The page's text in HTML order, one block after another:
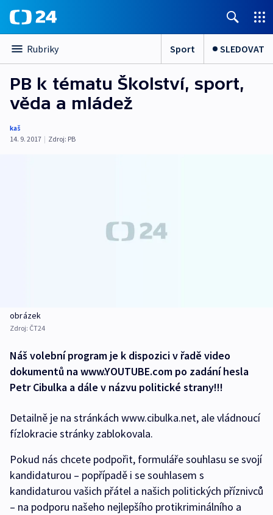
Rubriky Sport SLEDOVAT
PB k tématu Školství, sport,
věda a mládež
kaš
14. 9. 2017 | Zdroj: PB
obrázek
Zdroj: ČT24
Náš volební program je k dispozici v řadě video
dokumentů na www.YOUTUBE.com po zadání hesla
Petr Cibulka a dále v názvu politické strany!!!
Detailně je na stránkách www.cibulka.net, ale vládnoucí
fízlokracie stránky zablokovala.
Pokud nás chcete podpořit, formuláře souhlasu se svojí
kandidaturou – popřípadě i se souhlasem s
kandidaturou vašich přátel a našich politických příznivců
– na podporu našeho nejlepšího protikriminálního a